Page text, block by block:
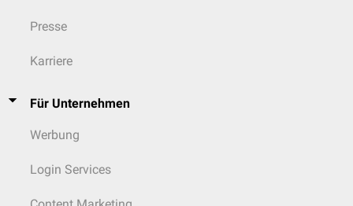
Presse
Karriere
Für Unternehmen
Werbung
Login Services